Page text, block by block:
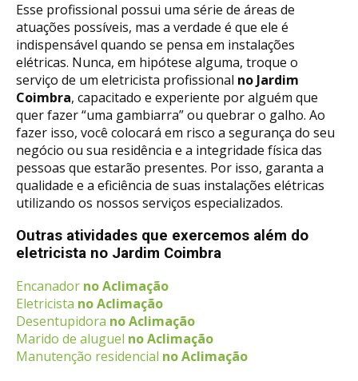
Esse profissional possui uma série de áreas de
atuações possíveis, mas a verdade é que ele é
indispensável quando se pensa em instalações
elétricas. Nunca, em hipótese alguma, troque o
serviço de um eletricista profissional no Jardim
Coimbra, capacitado e experiente por alguém que
quer fazer “uma gambiarra” ou quebrar o galho. Ao
fazer isso, você colocará em risco a segurança do seu
negócio ou sua residência e a integridade física das
pessoas que estarão presentes. Por isso, garanta a
qualidade e a eficiência de suas instalações elétricas
utilizando os nossos serviços especializados.
Outras atividades que exercemos além do
eletricista no Jardim Coimbra
Encanador no Aclimação
Eletricista no Aclimação
Desentupidora no Aclimação
Marido de aluguel no Aclimação
Manutenção residencial no Aclimação